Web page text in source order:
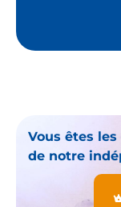
Vous êtes
de notre